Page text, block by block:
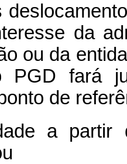
da
ou da
PGD fará
de
a partir